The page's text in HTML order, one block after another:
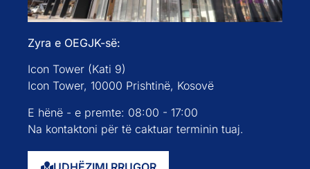
Zyra e OEGJK-së:
Icon Tower (Kati 9)
Icon Tower, 10000 Prishtinë, Kosovë
E hënë - e premte: 08:00 - 17:00
Na kontaktoni për të caktuar terminin tuaj.